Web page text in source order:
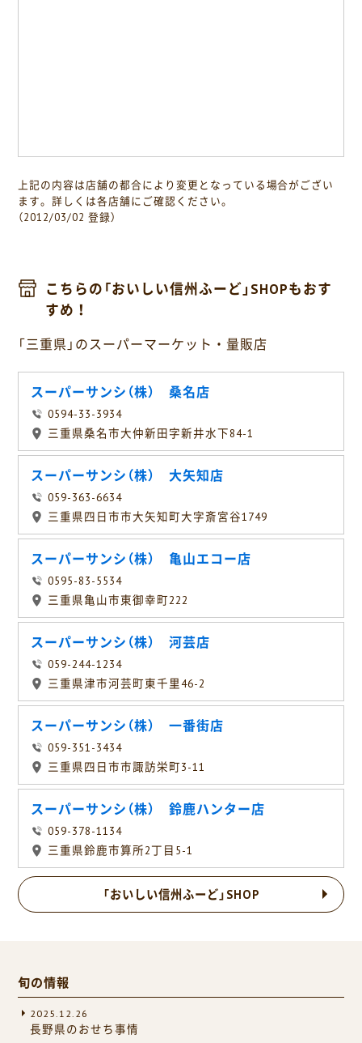
上記の内容は店舗の都合により変更となっている場合がござい
ます。詳しくは各店舗にご確認ください。
（2012/03/02 登録）
こちらの「おいしい信州ふーど」SHOPもおす
すめ！
「三重県」のスーパーマーケット・量販店
スーパーサンシ（株） 桑名店
0594-33-3934
三重県桑名市大仲新田字新井水下84-1
スーパーサンシ（株） 大矢知店
059-363-6634
三重県四日市市大矢知町大字斎宮谷1749
スーパーサンシ（株） 亀山エコー店
0595-83-5534
三重県亀山市東御幸町222
スーパーサンシ（株） 河芸店
059-244-1234
三重県津市河芸町東千里46-2
スーパーサンシ（株） 一番街店
059-351-3434
三重県四日市市諏訪栄町3-11
スーパーサンシ（株） 鈴鹿ハンター店
059-378-1134
三重県鈴鹿市算所2丁目5-1
「おいしい信州ふーど」SHOP
旬の情報
2025.12.26
長野県のおせち事情